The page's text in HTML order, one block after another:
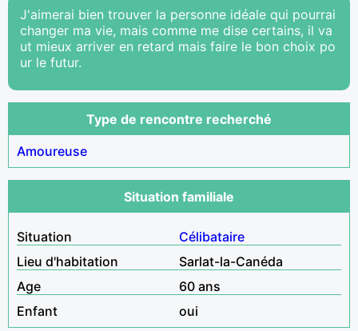
J'aimerai bien trouver la personne idéale qui pourrai
changer ma vie, mais comme me dise certains, il va
ut mieux arriver en retard mais faire le bon choix po
ur le futur.
Type de rencontre recherché
Amoureuse
Situation familiale
Situation
Célibataire
Lieu d'habitation
Sarlat-la-Canéda
Age
60 ans
Enfant
oui